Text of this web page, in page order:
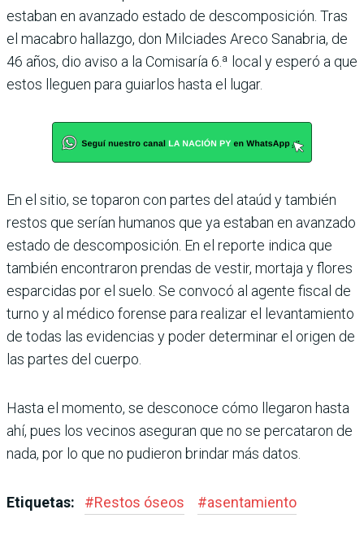
estaban en avanzado estado de des­composición. Tras
el maca­bro hallazgo, don Milciades Areco Sanabria, de
46 años, dio aviso a la Comisaría 6.ª local y esperó a que
estos lle­guen para guiarlos hasta el lugar.
En el sitio, se toparon con partes del ataúd y también
restos que serían humanos que ya estaban en avanzado
estado de descomposición. En el reporte indica que
tam­bién encontraron prendas de vestir, mortaja y flores
espar­cidas por el suelo. Se convocó al agente fiscal de
turno y al médico forense para realizar el levantamiento
de todas las evidencias y poder determi­nar el origen de
las partes del cuerpo.
Hasta el momento, se des­conoce cómo llegaron hasta
ahí, pues los vecinos asegu­ran que no se percataron de
nada, por lo que no pudieron brindar más datos.
Etiquetas: #Restos óseos #asentamiento